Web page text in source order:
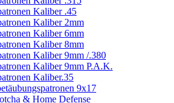
Kaliber .45
Kaliber 2mm
Kaliber 6mm
Kaliber 8mm
Kaliber 9mm /.380
Kaliber 9mm P.A.K.
Kaliber.35
9x17
& Home Defense